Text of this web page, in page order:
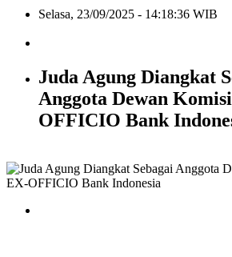
Selasa, 23/09/2025 - 14:18:36 WIB
Juda Agung Diangkat
Anggota Dewan
OFFICIO Bank